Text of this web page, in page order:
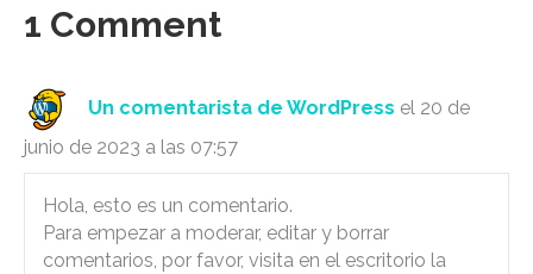
1 Comment
Un comentarista de WordPress el 20 de
junio de 2023 a las 07:57
Hola, esto es un comentario.
Para empezar a moderar, editar y borrar
comentarios, por favor, visita en el escritorio la